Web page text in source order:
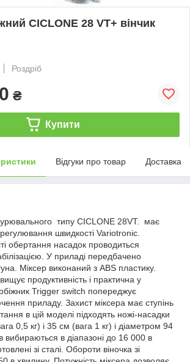
CICLONE 28 VT+ вінчик
Роздріб
₴
Купити
Відгуки про товар Доставка
типу CICLONE 28VT. має
регулювання швидкості Variotronic.
обертання насадок проводиться
У приладі передбачено
Міксер виконаний з ABS пластику.
продуктивність і практична у
Trigger switch попереджує
приладу. Захист міксера має ступінь
в цій моделі підходять ножі-насадки
0,5 кг) і 35 см (вага 1 кг) і діаметром 94
в діапазоні до 16 000 в
зі сталі. Обороти віночка зі